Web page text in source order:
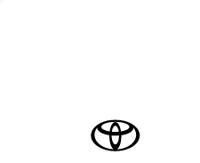
オー
トヨタ認定中古車